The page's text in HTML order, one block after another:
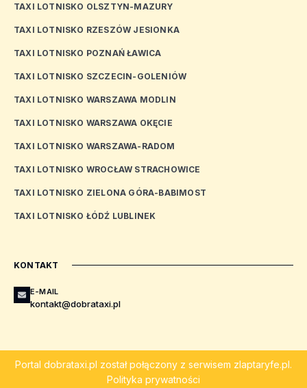
TAXI LOTNISKO OLSZTYN-MAZURY
TAXI LOTNISKO RZESZÓW JESIONKA
TAXI LOTNISKO POZNAŃ ŁAWICA
TAXI LOTNISKO SZCZECIN-GOLENIÓW
TAXI LOTNISKO WARSZAWA MODLIN
TAXI LOTNISKO WARSZAWA OKĘCIE
TAXI LOTNISKO WARSZAWA-RADOM
TAXI LOTNISKO WROCŁAW STRACHOWICE
TAXI LOTNISKO ZIELONA GÓRA-BABIMOST
TAXI LOTNISKO ŁÓDŹ LUBLINEK
KONTAKT
E-MAIL
kontakt@dobrataxi.pl
Portal dobrataxi.pl został połączony z serwisem zlaptaryfe.pl.
Polityka prywatności